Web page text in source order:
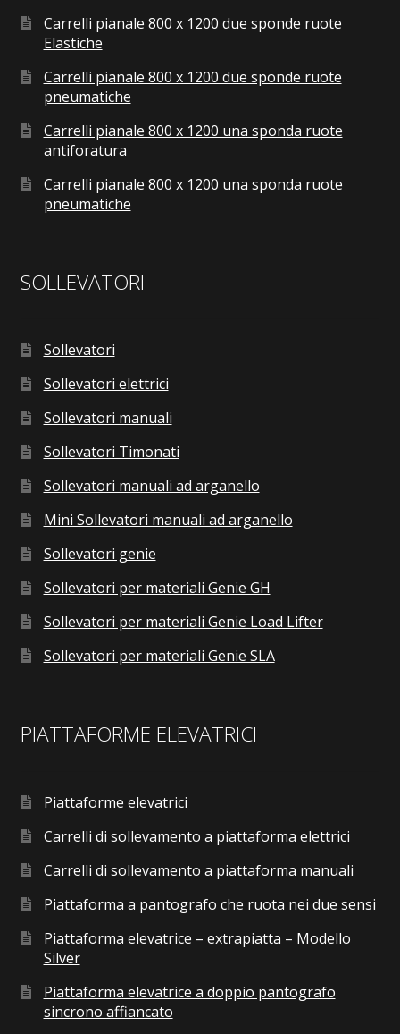
Carrelli pianale 800 x 1200 due sponde ruote
Elastiche
Carrelli pianale 800 x 1200 due sponde ruote
pneumatiche
Carrelli pianale 800 x 1200 una sponda ruote
antiforatura
Carrelli pianale 800 x 1200 una sponda ruote
pneumatiche
SOLLEVATORI
Sollevatori
Sollevatori elettrici
Sollevatori manuali
Sollevatori Timonati
Sollevatori manuali ad arganello
Mini Sollevatori manuali ad arganello
Sollevatori genie
Sollevatori per materiali Genie GH
Sollevatori per materiali Genie Load Lifter
Sollevatori per materiali Genie SLA
PIATTAFORME ELEVATRICI
Piattaforme elevatrici
Carrelli di sollevamento a piattaforma elettrici
Carrelli di sollevamento a piattaforma manuali
Piattaforma a pantografo che ruota nei due sensi
Piattaforma elevatrice – extrapiatta – Modello
Silver
Piattaforma elevatrice a doppio pantografo
sincrono affiancato